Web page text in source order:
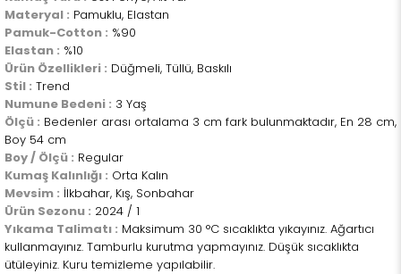
Materyal : Pamuklu, Elastan
Pamuk-Cotton : %90
Elastan : %10
Ürün Özellikleri : Düğmeli, Tüllü, Baskılı
Stil : Trend
Numune Bedeni : 3 Yaş
Ölçü : Bedenler arası ortalama 3 cm fark bulunmaktadır, En 28 cm,
Boy 54 cm
Boy / Ölçü : Regular
Kumaş Kalınlığı : Orta Kalın
Mevsim : İlkbahar, Kış, Sonbahar
Ürün Sezonu : 2024 / 1
Yıkama Talimatı : Maksimum 30 °C sıcaklıkta yıkayınız. Ağartıcı
kullanmayınız. Tamburlu kurutma yapmayınız. Düşük sıcaklıkta
ütüleyiniz. Kuru temizleme yapılabilir.